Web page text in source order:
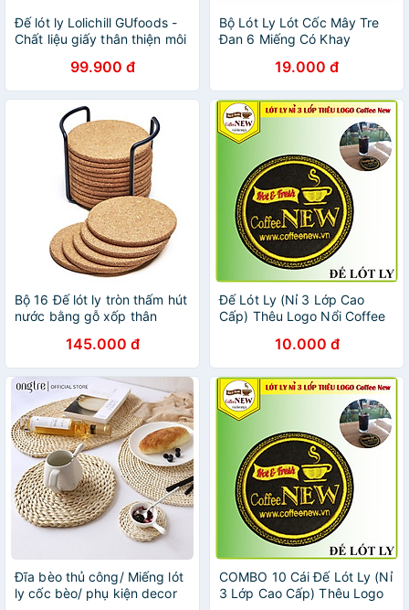
Đế lót ly Lolichill GUfoods -
Chất liệu giấy thân thiện môi
Sống xanh ăn lành cùng GU
99.900 đ
Bộ Lót Ly Lót Cốc Mây Tre
Đan 6 Miếng Có Khay
Thủ Công, Thân Thiện Môi
Trường
19.000 đ
Bộ 16 Đế lót ly tròn thấm hút
nước bằng gỗ xốp thân
(không logo) - Hàng chính
hãng
145.000 đ
Đế Lót Ly (Nỉ 3 Lớp Cao
Cấp) Thêu Logo Nổi Coffee
Thấm nước nhanh - Nhỏ,
gọn, Đẹp_Coffee New
10.000 đ
Đĩa bèo thủ công/ Miếng lót
ly cốc bèo/ phụ kiện decor
COMBO 10 Cái Đế Lót Ly (Nỉ
3 Lớp Cao Cấp) Thêu Logo